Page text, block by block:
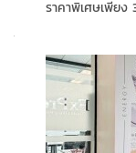
ราคาพิเศษเพีย